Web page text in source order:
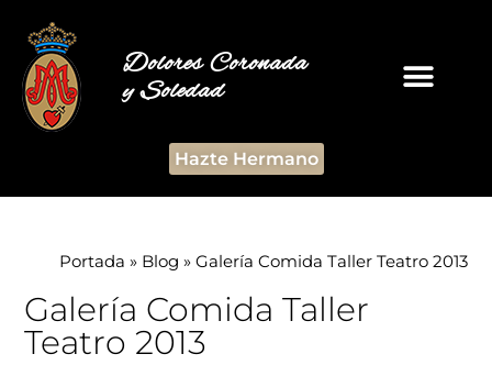
Dolores Coronada
y Soledad
Hazte Hermano
Portada » Blog » Galería Comida Taller Teatro 2013
Galería Comida Taller
Teatro 2013